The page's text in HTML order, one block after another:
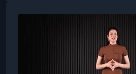
комфортной.О курсеНа
первые практические шаги в
дрессировке собаки: узнаете,